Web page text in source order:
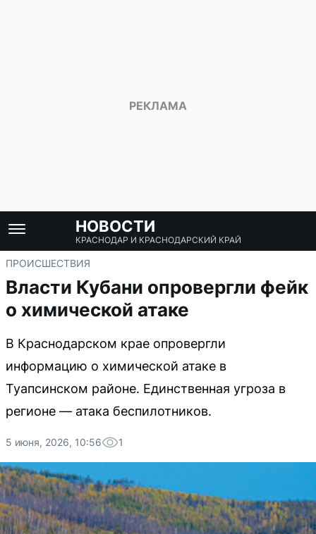
НОВОСТИ
КРАСНОДАР И КРАСНОДАРСКИЙ КРАЙ
ПРОИСШЕСТВИЯ
Власти Кубани опровергли фейк
о химической атаке
В Краснодарском крае опровергли
информацию о химической атаке в
Туапсинском районе. Единственная угроза в
регионе — атака беспилотников.
5 июня, 2026, 10:56 1